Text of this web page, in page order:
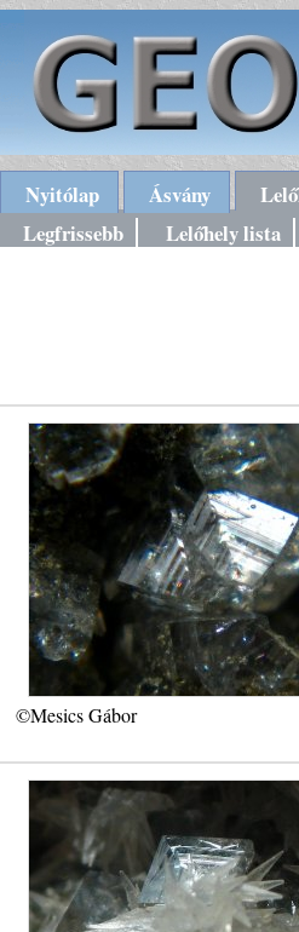
Nyitólap Ásvány
Legfrissebb
Lelőhely lista
©Mesics Gábor